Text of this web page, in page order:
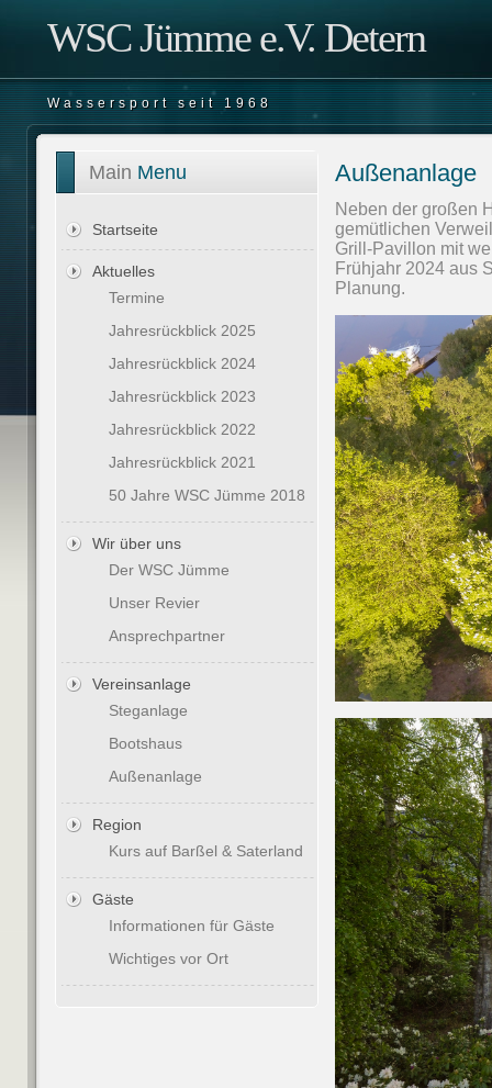
WSC Jümme e.V. Detern
Wassersport seit 1968
Main Menu
Startseite
Aktuelles
Termine
Jahresrückblick 2025
Jahresrückblick 2024
Jahresrückblick 2023
Jahresrückblick 2022
Jahresrückblick 2021
50 Jahre WSC Jümme 2018
Wir über uns
Der WSC Jümme
Unser Revier
Ansprechpartner
Vereinsanlage
Steganlage
Bootshaus
Außenanlage
Region
Kurs auf Barßel & Saterland
Gäste
Informationen für Gäste
Wichtiges vor Ort
Außenanlage
Neben der großen
gemütlichen
Grill-Pavillon mit
Frühjahr 2024 aus
Planung.